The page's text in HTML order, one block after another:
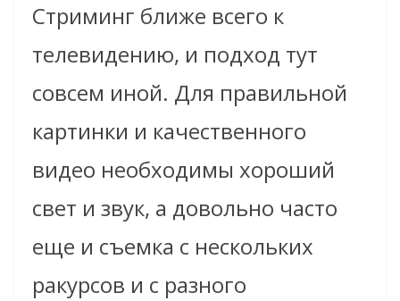
Стриминг ближе всего к
телевидению, и подход тут
совсем иной. Для правильной
картинки и качественного
видео необходимы хороший
свет и звук, а довольно часто
еще и съемка с нескольких
ракурсов и с разного